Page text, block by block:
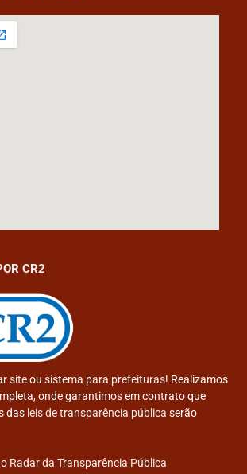
CR2
siteou sistema para prefeituras! Realizamos
onde garantimos em contrato que
das leis de transparência pública serão
Radar da Transparência Pública